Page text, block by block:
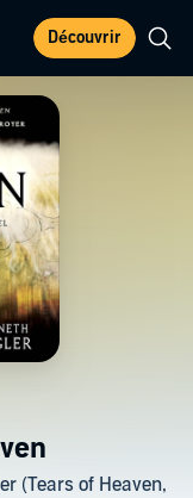
Découvrir
(Tears of Heaven,